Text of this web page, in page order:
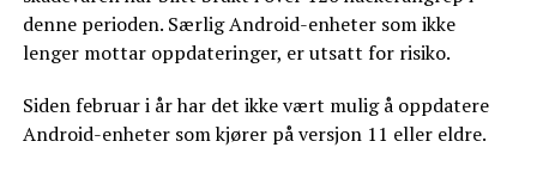
denne perioden. Særlig Android-enheter som ikke
lenger mottar oppdateringer, er utsatt for risiko.
Siden februar i år har det ikke vært mulig å oppdatere
Android-enheter som kjører på versjon 11 eller eldre.